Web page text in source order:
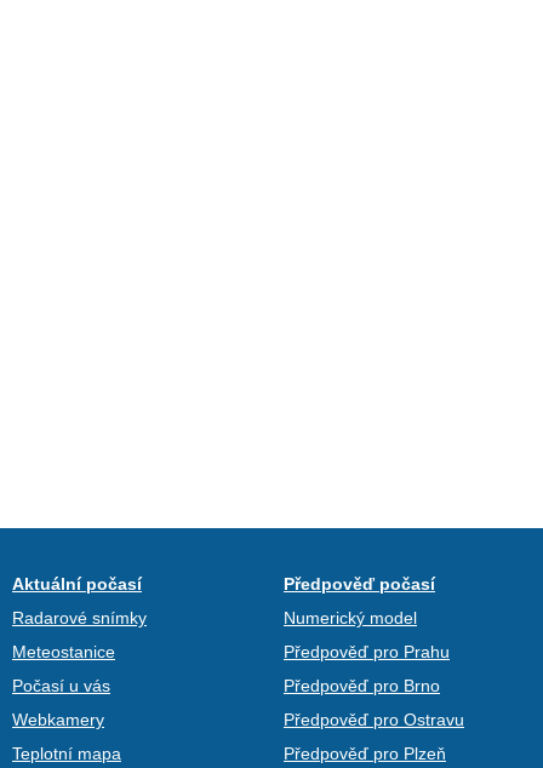
Aktuální počasí
Radarové snímky
Meteostanice
Počasí u vás
Webkamery
Teplotní mapa
Předpověď počasí
Numerický model
Předpověď pro Prahu
Předpověď pro Brno
Předpověď pro Ostravu
Předpověď pro Plzeň